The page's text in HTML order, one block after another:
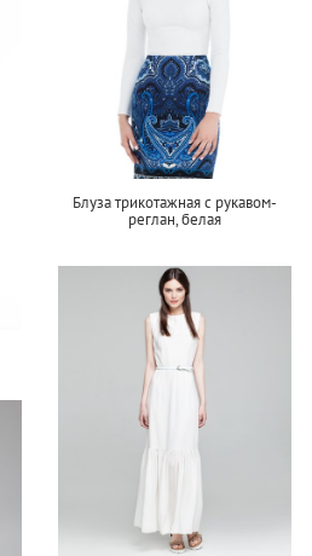
Блуза трикотажная с рукавом-
реглан, белая